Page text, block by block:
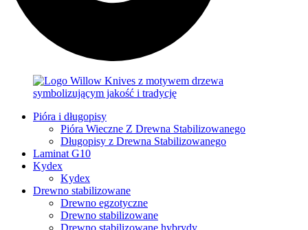
Pióra i długopisy
Pióra Wieczne Z Drewna Stabilizowanego
Długopisy z Drewna Stabilizowanego
Laminat G10
Kydex
Kydex
Drewno stabilizowane
Drewno egzotyczne
Drewno stabilizowane